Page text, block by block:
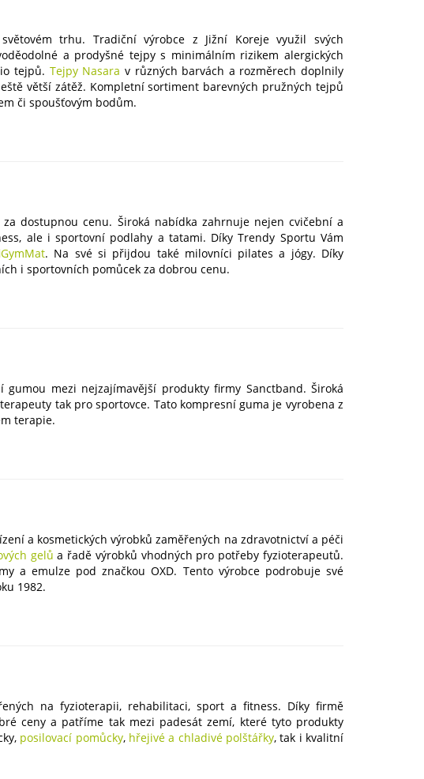
trhu. Tradiční výrobce z Jižní Koreje využil svých
a prodyšné tejpy s minimálním rizikem alergických
tejpů. Tejpy Nasara v různých barvách a rozměrech doplnily
větší zátěž. Kompletní sortiment barevných pružných tejpů
či spoušťovým bodům.
dostupnou cenu. Široká nabídka zahrnuje nejen cvičební a
ale i sportovní podlahy a tatami. Díky Trendy Sportu Vám
. Na své si přijdou také milovníci pilates a jógy. Díky
i sportovních pomůcek za dobrou cenu.
gumou mezi nejzajímavější produkty firmy Sanctband. Široká
tak pro sportovce. Tato kompresní guma je vyrobena z
terapie.
a kosmetických výrobků zaměřených na zdravotnictví a péči
gelů a řadě výrobků vhodných pro potřeby fyzioterapeutů.
a emulze pod značkou OXD. Tento výrobce podrobuje své
1982.
na fyzioterapii, rehabilitaci, sport a fitness. Díky firmě
ceny a patříme tak mezi padesát zemí, které tyto produkty
posilovací pomůcky, hřejivé a chladivé polštářky, tak i kvalitní